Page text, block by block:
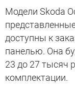
Модели Skoda
доступны к
панелью. Она
23 до 27 тысяч
комплектации.